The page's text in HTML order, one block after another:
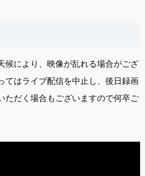
候により、映像が乱れる場合がござ
てはライブ配信を中止し、後日録画
ただく場合もございますので何卒ご